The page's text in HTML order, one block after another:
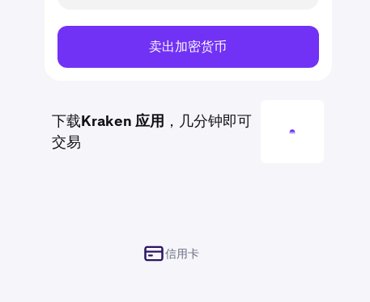
卖出加密货币
下载Kraken 应用 ，几分钟即可
交易
信用卡